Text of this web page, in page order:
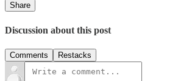
Share
Discussion about this post
Comments Restacks